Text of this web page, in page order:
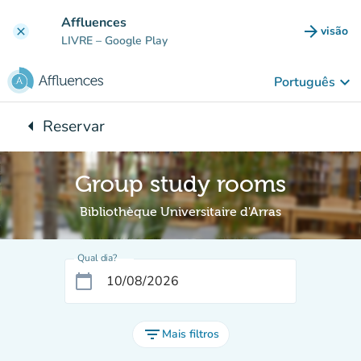
clear Affluences
LIVRE – Google Play arrow_forward visão
(novo
Português keyboard_arrow_down
arrow_leftVoltar para:
Reservar
Group study rooms
Bibliothèque Universitaire d'Arras
Qual dia?
calendar_today
filter_list Mais filtros